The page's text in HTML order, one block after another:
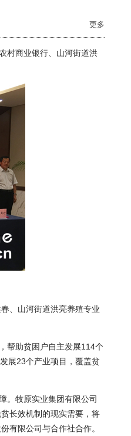
更多
村商业银行、山河街道洪
、山河街道洪亮养殖专业
帮助贫困户自主发展114个
展23个产业项目，覆盖贫
牧原实业集团有限公司
长效机制的现实需要，将
有限公司与合作社合作。